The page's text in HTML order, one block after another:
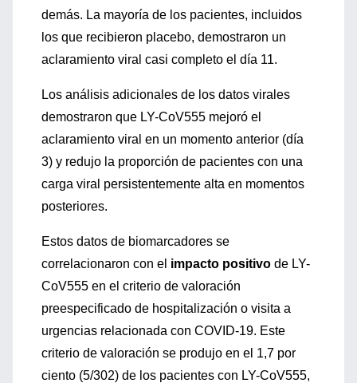
demás. La mayoría de los pacientes, incluidos
los que recibieron placebo, demostraron un
aclaramiento viral casi completo el día 11.
Los análisis adicionales de los datos virales
demostraron que LY-CoV555 mejoró el
aclaramiento viral en un momento anterior (día
3) y redujo la proporción de pacientes con una
carga viral persistentemente alta en momentos
posteriores.
Estos datos de biomarcadores se
correlacionaron con el impacto positivo de LY-
CoV555 en el criterio de valoración
preespecificado de hospitalización o visita a
urgencias relacionada con COVID-19. Este
criterio de valoración se produjo en el 1,7 por
ciento (5/302) de los pacientes con LY-CoV555,